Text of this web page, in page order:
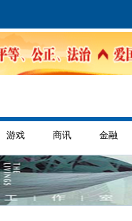
游戏 商讯 金融